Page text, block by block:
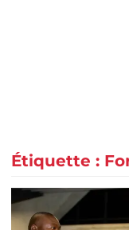
Étiquette :